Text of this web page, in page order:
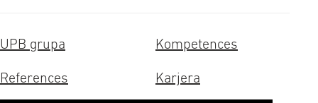
UPB grupa Kompetences
References Karjera